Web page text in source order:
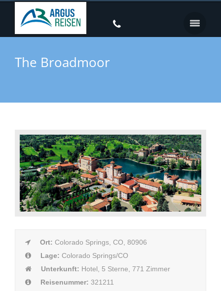
The Broadmoor
Ort: Colorado Springs, CO, 80906
Lage: Colorado Springs/CO
Unterkunft: Hotel, 5 Sterne, 771 Zimmer
Reisenummer: 321211